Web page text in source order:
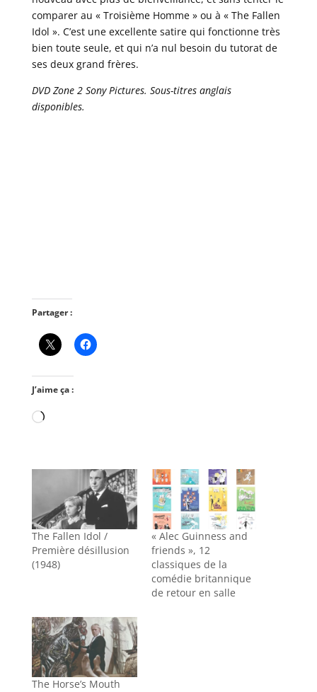
comparer au « Troisième Homme » ou à « The Fallen
Idol ». C’est une excellente satire qui fonctionne très
bien toute seule, et qui n’a nul besoin du tutorat de
ses deux grand frères.
DVD Zone 2 Sony Pictures. Sous-titres anglais
disponibles.
Partager :
J’aime ça :
Chargement…
The Fallen Idol /
Première désillusion
(1948)
« Alec Guinness and
friends », 12
classiques de la
comédie britannique
de retour en salle
The Horse’s Mouth